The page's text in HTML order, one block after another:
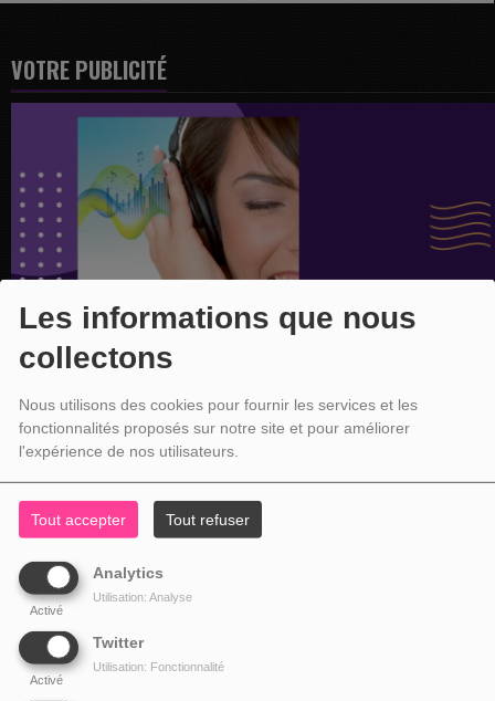
Les informations que nous
collectons
Nous utilisons des cookies pour fournir les services et les
fonctionnalités proposés sur notre site et pour améliorer
l'expérience de nos utilisateurs.
Tout accepter Tout refuser
Analytics
Activé
Utilisation: Analyse
Twitter
Activé
Utilisation: Fonctionnalité
VOTRE PUBLICITÉ